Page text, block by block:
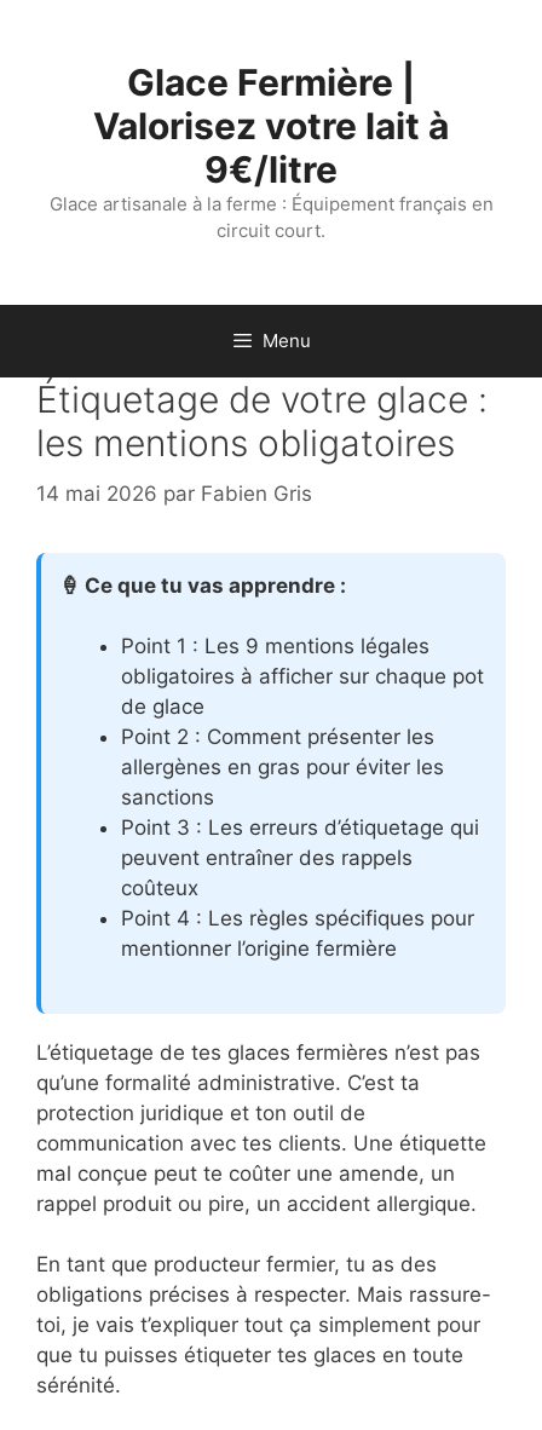
Glace Fermière |
Valorisez votre lait à
9€/litre
Glace artisanale à la ferme : Équipement français en
circuit court.
Menu
Étiquetage de votre glace :
les mentions obligatoires
14 mai 2026 par Fabien Gris
🍦 Ce que tu vas apprendre :
Point 1 : Les 9 mentions légales
obligatoires à afficher sur chaque pot
de glace
Point 2 : Comment présenter les
allergènes en gras pour éviter les
sanctions
Point 3 : Les erreurs d’étiquetage qui
peuvent entraîner des rappels
coûteux
Point 4 : Les règles spécifiques pour
mentionner l’origine fermière
L’étiquetage de tes glaces fermières n’est pas
qu’une formalité administrative. C’est ta
protection juridique et ton outil de
communication avec tes clients. Une étiquette
mal conçue peut te coûter une amende, un
rappel produit ou pire, un accident allergique.
En tant que producteur fermier, tu as des
obligations précises à respecter. Mais rassure-
toi, je vais t’expliquer tout ça simplement pour
que tu puisses étiqueter tes glaces en toute
sérénité.